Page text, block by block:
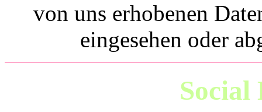
von uns erhobenen
eingesehen oder
Social